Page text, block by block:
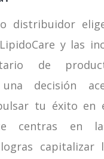
distribuidor
LipidoCare y las
de
decisión
tu éxito en
centras en
capitalizar